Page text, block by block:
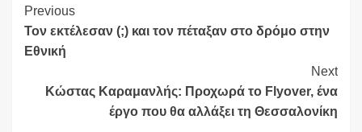
Continue
Reading
Previous
Τον εκτέλεσαν (;) και τον πέταξαν στο δρόμο στην
Εθνική
Next
Κώστας Καραμανλής: Προχωρά το Flyover, ένα
έργο που θα αλλάξει τη Θεσσαλονίκη